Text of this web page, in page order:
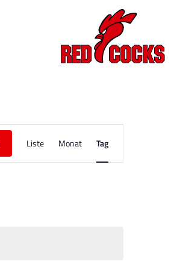
Veranstaltung
Ansichten-
Liste Monat Tag